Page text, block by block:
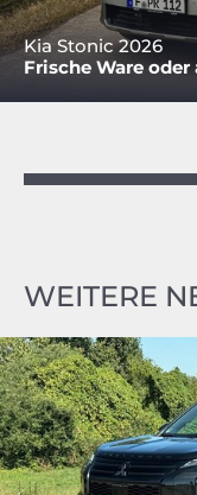
Kia Stonic 2026
Frische Ware oder
WEITERE